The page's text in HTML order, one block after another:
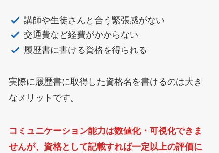
講師や生徒さんと合う緊張感がない
交通費など経費がかからない
履歴書に書ける資格を得られる
実際に履歴書に取得した資格名を書けるのは大き
なメリットです。
コミュニケーション能力は数値化・可視化できま
せんが、資格として記載すれば一定以上の評価に